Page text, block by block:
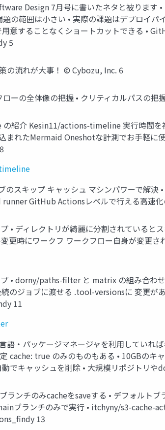
Design 7月号に書いたネタと被ります
の範囲は小さい • 実際の課題はデプロイパ
意することなくショートカットできる •
5
流れが大事！ ©️ Cybozu, Inc. 6
ーの全体像の把握 • クリティカルパスの
紹介 Kesin11/actions-timeline 実行時間を
まれたMermaid Oneshotな計測でお手軽
のスキップ キャッシュ マシンパワーで解
runner GitHub Actionsレベルで行える高速
• ディレクトリが綺麗に分割されていると
更時にワークフ ワークフロー自身が変更
• dorny/paths-filter と matrix の組み合わ
続のジョブに渡せる .tool-versionsに 変
11
語・パッケージマネージャを利用していれ
cache: true のみのものもある • 10GBのキ
でキャッシュを削除 • 大規模リポジトリ
ランチのみcacheをsaveする • デフォルト
ブランチのみで実行 • itchyny/s3-cache-
13